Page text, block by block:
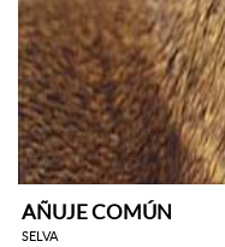
AÑUJE COMÚN
SELVA